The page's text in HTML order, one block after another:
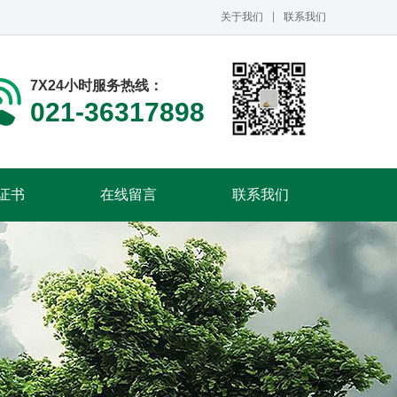
关于我们 联系我们
7X24小时服务热线：
021-36317898
书 在线留言 联系我们